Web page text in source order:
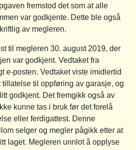
fremstod det som at alle
var godkjente. Dette ble også
av megleren.
til megleren 30. august 2019, der
var godkjent. Vedtaket fra
e-posten. Vedtaket viste imidlertid
tillatelse til oppføring av garasje, og
godkjent. Det fremgikk også av
kunne tas i bruk før det forelå
eller ferdigattest. Denne
selger og megler pågikk etter at
laget. Megleren unnlot å opplyse